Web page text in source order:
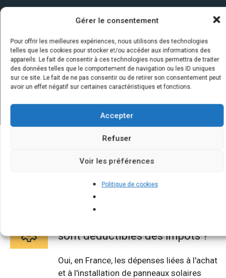
Gérer le consentement
Pour offrir les meilleures expériences, nous utilisons des technologies
telles que les cookies pour stocker et/ou accéder aux informations des
appareils. Le fait de consentir à ces technologies nous permettra de traiter
des données telles que le comportement de navigation ou les ID uniques
sur ce site. Le fait de ne pas consentir ou de retirer son consentement peut
avoir un effet négatif sur certaines caractéristiques et fonctions.
Accepter
Refuser
Voir les préférences
Politique de cookies
Quelques infos sur nos centrales
solaires : questions et réponses
sont déductibles des impôts ?
Oui, en France, les dépenses liées à l'achat
et à l'installation de panneaux solaires